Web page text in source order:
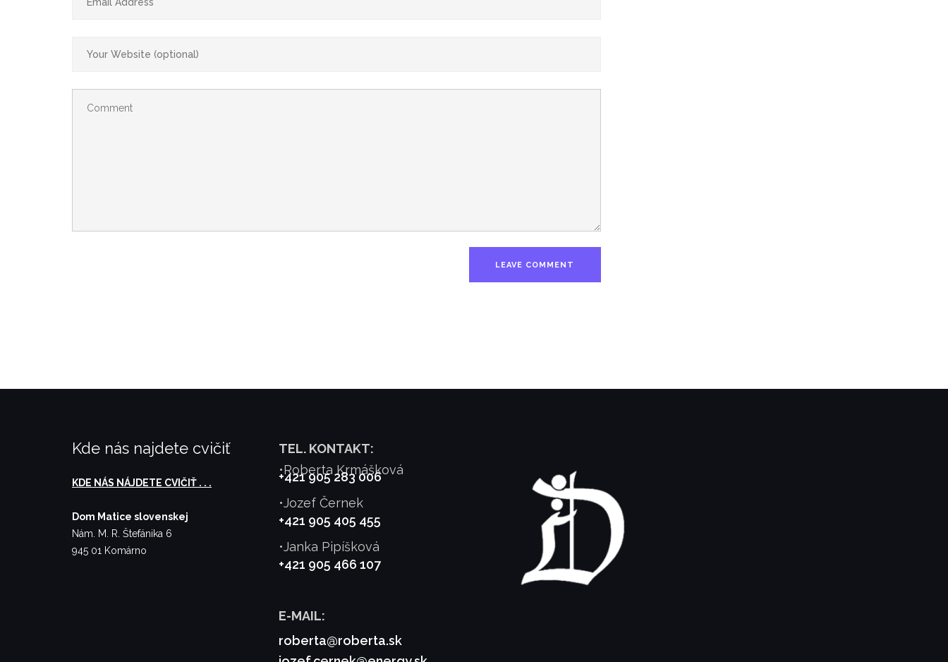
Kde nás najdete cvičiť
KDE NÁS NÁJDETE CVIČIŤ . . .
Dom Matice slovenskej
Nám. M. R. Štefánika 6
945 01 Komárno
TEL. KONTAKT:
•Roberta Krmášková
+421 905 283 006
•Jozef Černek
+421 905 405 455
•Janka Pipíšková
+421 905 466 107
E-MAIL:
roberta@roberta.sk